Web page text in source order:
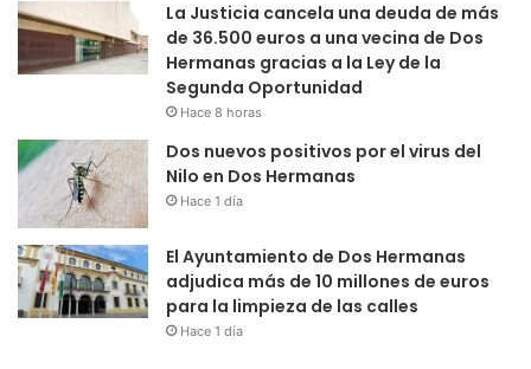
La Justicia cancela una deuda de más
de 36.500 euros a una vecina de Dos
Hermanas gracias a la Ley de la
Segunda Oportunidad
Hace 8 horas
Dos nuevos positivos por el virus del
Nilo en Dos Hermanas
Hace 1 día
El Ayuntamiento de Dos Hermanas
adjudica más de 10 millones de euros
para la limpieza de las calles
Hace 1 día